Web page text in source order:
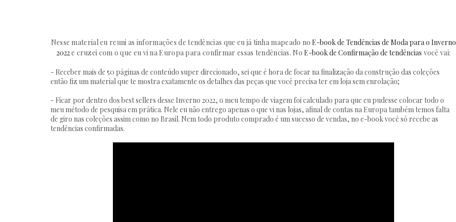
Nesse material eu reuni as informações de tendências que eu já tinha mapeado no E-book de Tendências de Moda para o Inverno
2022e cruzei com o que eu vi na Europa para confirmar essas tendências. NoE-book de Confirmação de tendências você vai:
- Receber mais de 50 páginas de conteúdo super direcionado, sei que é hora de focar na finalização da construção das coleções
então fiz um material que te mostra exatamente os detalhes das peças que você precisa ter em loja sem enrolação;
- Ficar por dentro dos best sellers desse Inverno 2022, o meu tempo de viagem foi calculado para que eu pudesse colocar todo o
meu método de pesquisa em prática. Nele eu não entrego apenas o que vi nas lojas, afinal de contas na Europa também temos falta
de giro nas coleções assim como no Brasil. Nem todo produto comprado é um sucesso de vendas, no e-book você só recebe as
tendências confirmadas.